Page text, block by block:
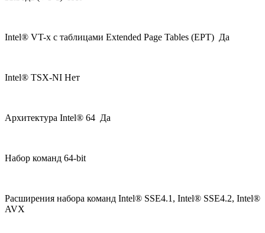
Intel® VT-x с таблицами Extended Page Tables (EPT) Да
Intel® TSX-NI Нет
Архитектура Intel® 64 Да
Набор команд 64-bit
Расширения набора команд Intel® SSE4.1, Intel® SSE4.2, Intel®
AVX